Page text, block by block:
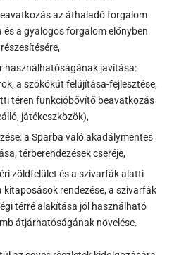
az áthaladó forgalom
a gyalogos forgalom előnyben
részesítésére,
használhatóságának javítása:
a szökőkút felújítása-fejlesztése,
téren funkcióbővítő beavatkozás
játékeszközök),
a Sparba való akadálymentes
térberendezések cseréje,
zöldfelület és a szivarfák alatti
kitaposások rendezése, a szivarfák
térré alakítása jól használható
átjárhatóságának növelése.